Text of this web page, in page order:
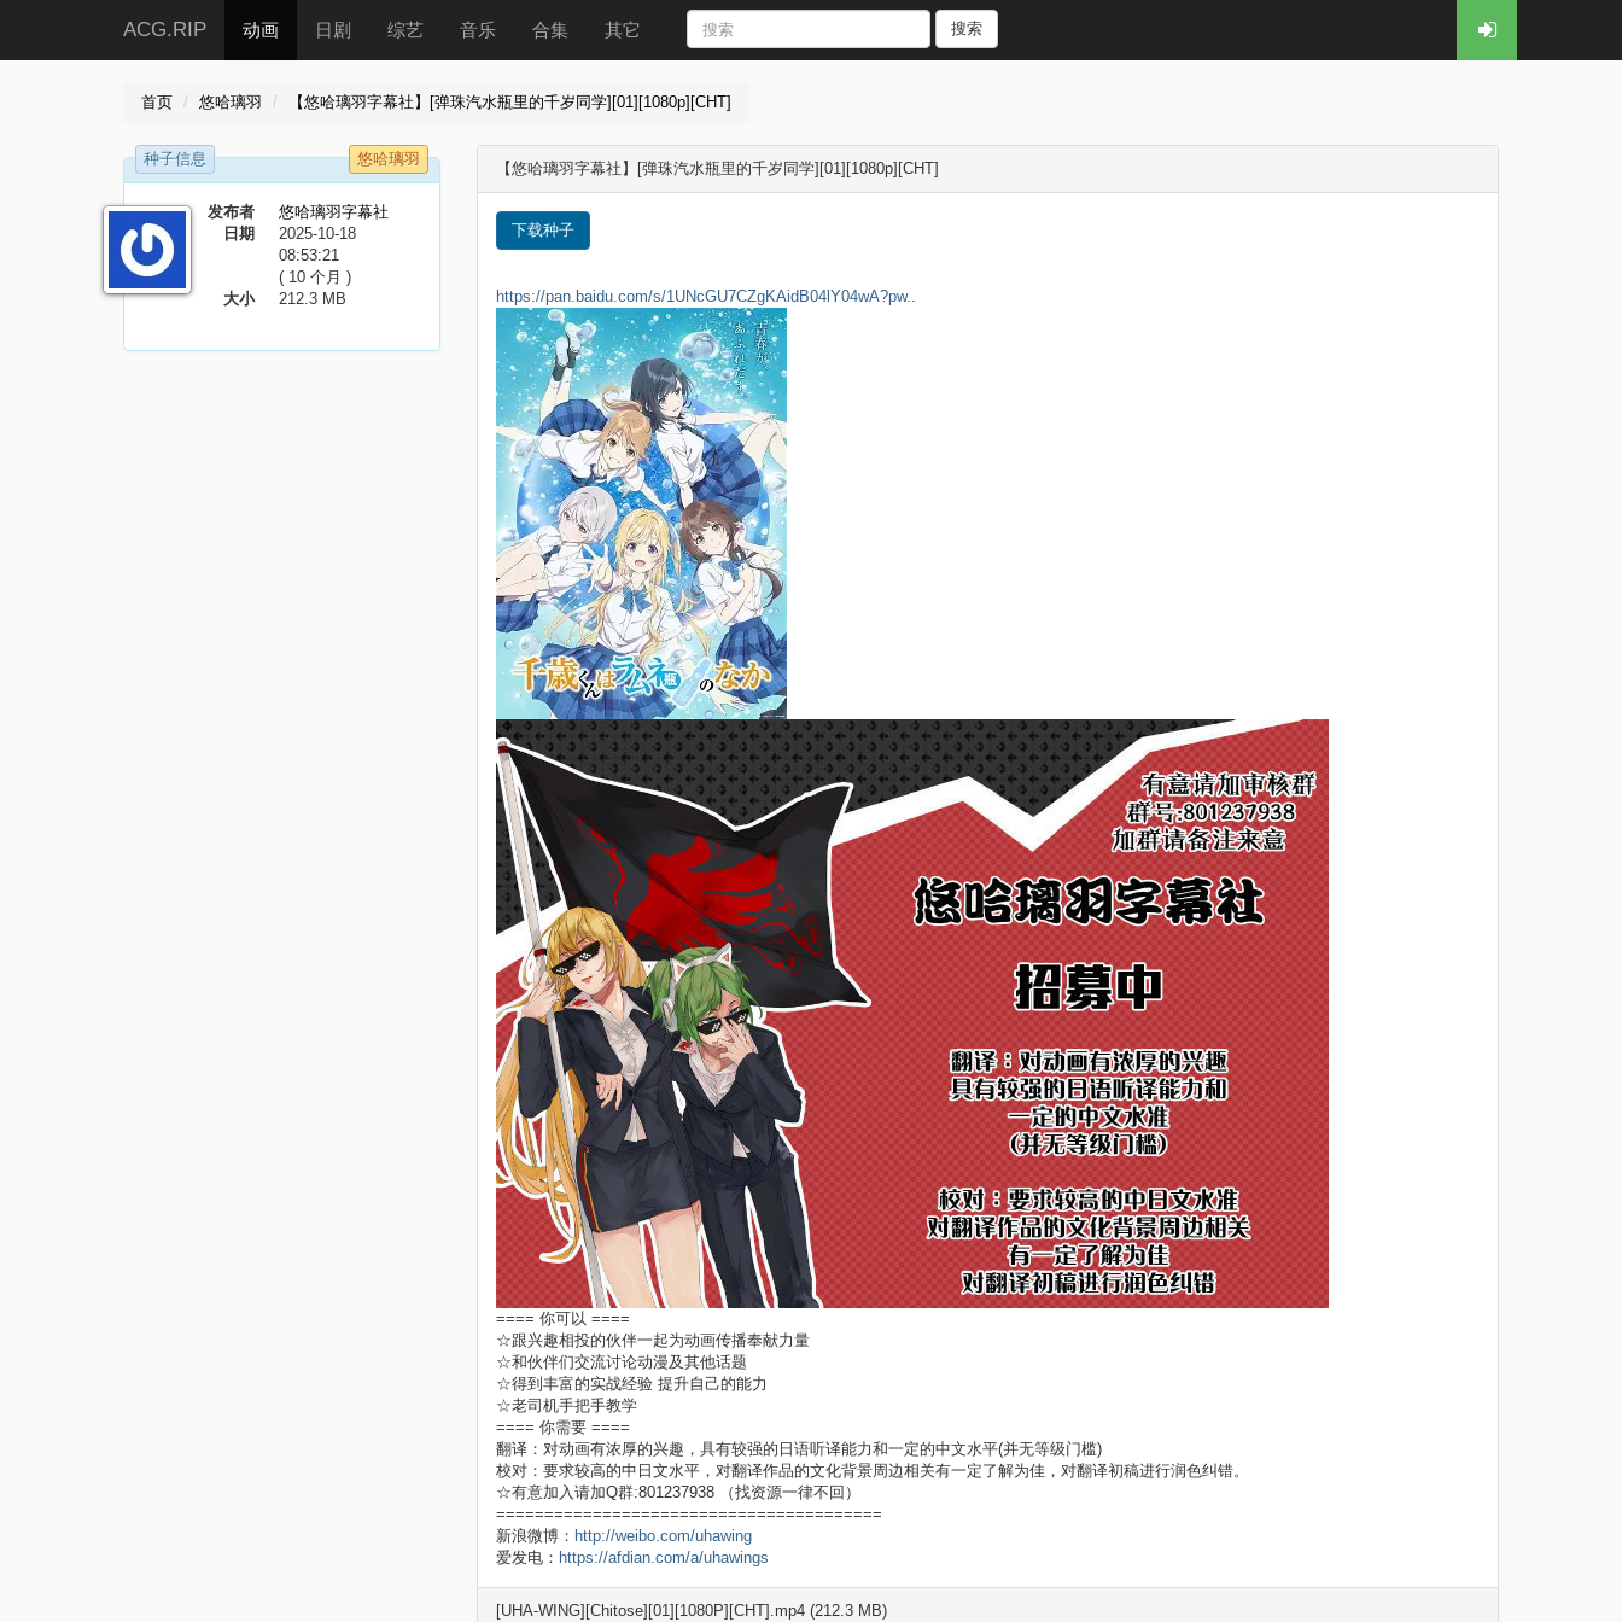
ACG.RIP 动画 日剧 综艺 音乐 合集 其它 搜索
首页 悠哈璃羽 【悠哈璃羽字幕社】[弹珠汽水瓶里的千岁同学][01][1080p][CHT]
种子信息 悠哈璃羽
发布者
悠哈璃羽字幕社
日期
2025-10-18
08:53:21
( 10 个月 )
大小
212.3 MB
【悠哈璃羽字幕社】[弹珠汽水瓶里的千岁同学][01][1080p][CHT]
下载种子
https://pan.baidu.com/s/1UNcGU7CZgKAidB04lY04wA?pw..
==== 你可以 ====
☆跟兴趣相投的伙伴一起为动画传播奉献力量
☆和伙伴们交流讨论动漫及其他话题
☆得到丰富的实战经验 提升自己的能力
☆老司机手把手教学
==== 你需要 ====
翻译：对动画有浓厚的兴趣，具有较强的日语听译能力和一定的中文水平(并无等级门槛)
校对：要求较高的中日文水平，对翻译作品的文化背景周边相关有一定了解为佳，对翻译初稿进行润色纠错。
☆有意加入请加Q群:801237938 （找资源一律不回）
========================================
新浪微博： http://weibo.com/uhawing
爱发电： https://afdian.com/a/uhawings
[UHA-WING][Chitose][01][1080P][CHT].mp4 (212.3 MB)